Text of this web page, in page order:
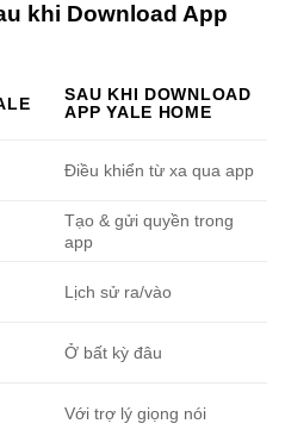
khi Download App
SAU KHI DOWNLOAD
APP YALE HOME
Điều khiển từ xa qua app
Tạo & gửi quyền trong
app
Lịch sử ra/vào
Ở bất kỳ đâu
Với trợ lý giọng nói